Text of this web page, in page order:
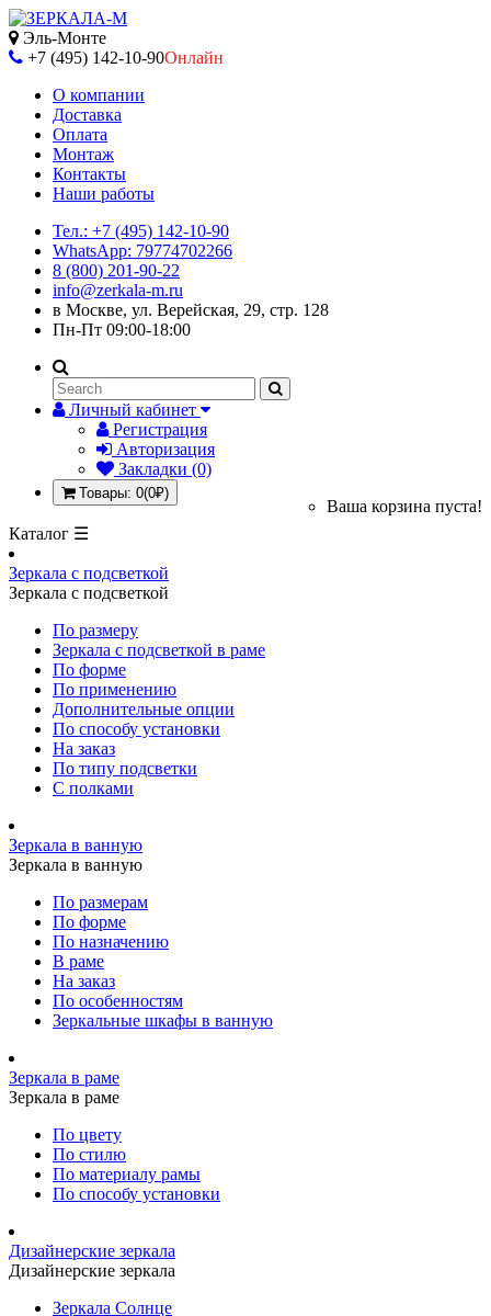
Эль-Монте
+7 (495) 142-10-90Онлайн
О компании
Доставка
Оплата
Монтаж
Контакты
Наши работы
Тел.: +7 (495) 142-10-90
WhatsApp: 79774702266
8 (800) 201-90-22
info@zerkala-m.ru
в Москве, ул. Верейская, 29, стр. 128
Пн-Пт 09:00-18:00
Личный кабинет
Регистрация
Авторизация
Закладки (0)
Товары: 0(0₽)
Ваша корзина пуста!
Каталог ☰
Зеркала с подсветкой
Зеркала с подсветкой
По размеру
Зеркала с подсветкой в раме
По форме
По применению
Дополнительные опции
По способу установки
На заказ
По типу подсветки
С полками
Зеркала в ванную
Зеркала в ванную
По размерам
По форме
По назначению
В раме
На заказ
По особенностям
Зеркальные шкафы в ванную
Зеркала в раме
Зеркала в раме
По цвету
По стилю
По материалу рамы
По способу установки
Дизайнерские зеркала
Дизайнерские зеркала
Зеркала Солнце